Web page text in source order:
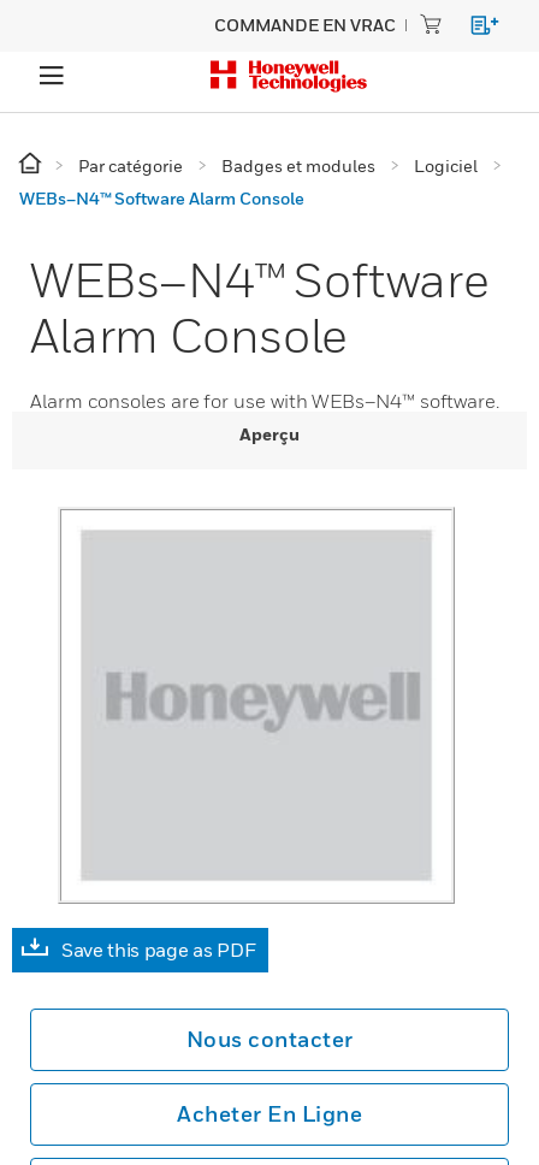
COMMANDE EN VRAC
Par catégorie Badges et modules
Logiciel
WEBs–N4™ Software Alarm Console
WEBs–N4™ Software
Alarm Console
Alarm consoles are for use with WEBs–N4™ software.
Aperçu
Save this page as PDF
Nous contacter
Acheter En Ligne